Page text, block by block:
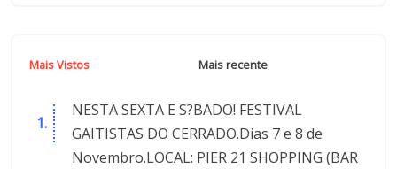
Mais Vistos Mais recente
NESTA SEXTA E S?BADO! FESTIVAL
GAITISTAS DO CERRADO.Dias 7 e 8 de
Novembro.LOCAL: PIER 21 SHOPPING (BAR